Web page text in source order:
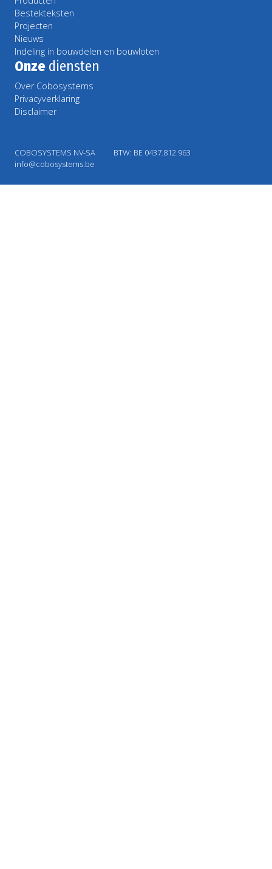
Bestekteksten
Projecten
Nieuws
Indeling in bouwdelen en bouwloten
Onze diensten
Over Cobosystems
Privacyverklaring
Disclaimer
COBOSYSTEMS NV-SA
BTW: BE 0437.812.963
info@cobosystems.be